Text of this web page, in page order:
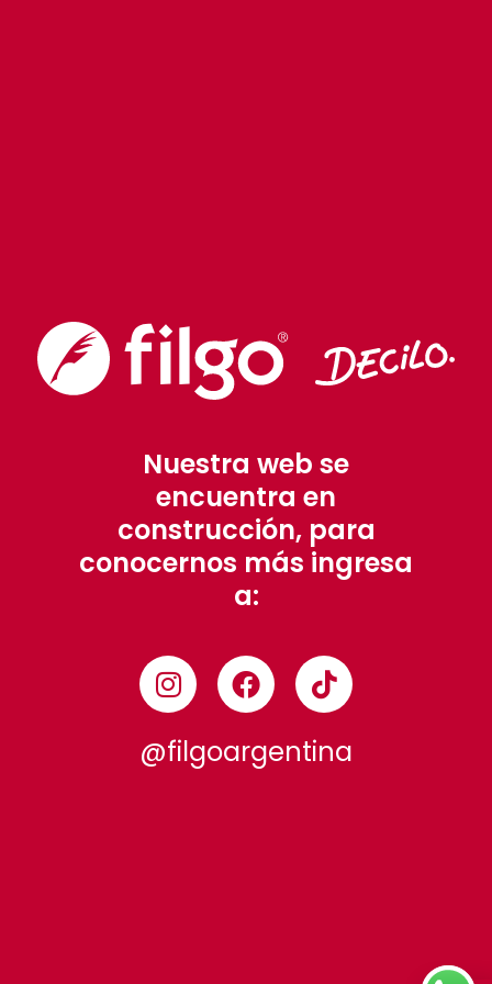
Nuestra web se
encuentra en
construcción, para
conocernos más ingresa
a:
@filgoargentina